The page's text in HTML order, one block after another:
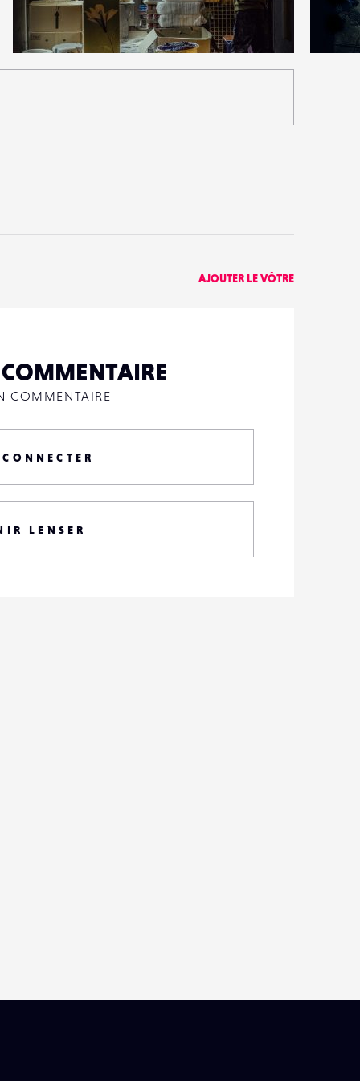
1
23
AJOUTER LE VÔTRE
COMMENTAIRE
LENSER